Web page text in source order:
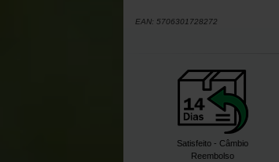
EAN: 5706301728272
Satisfeito - Câmbio
Reembolso